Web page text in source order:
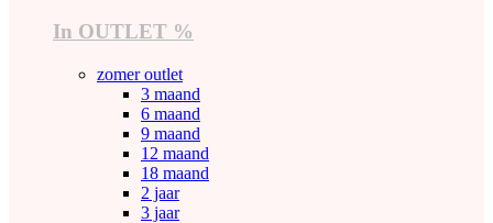
In OUTLET %
zomer outlet
3 maand
6 maand
9 maand
12 maand
18 maand
2 jaar
3 jaar